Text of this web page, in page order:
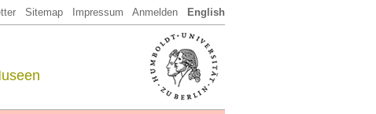
Sitemap Impressum Anmelden English